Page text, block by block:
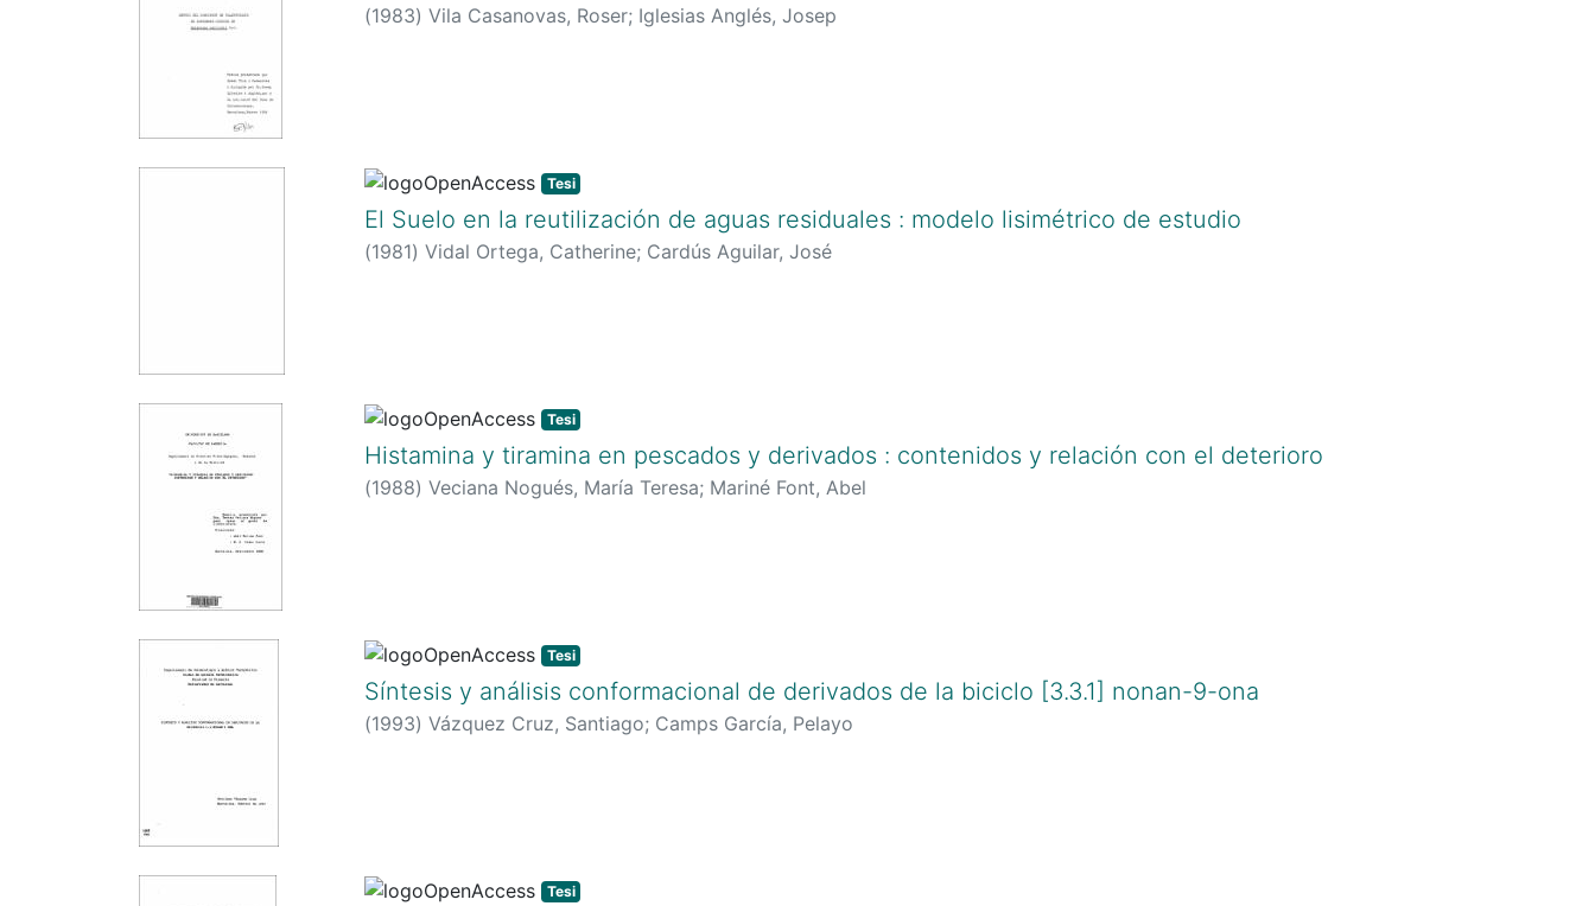
(1983) Vila Casanovas, Roser; Iglesias Anglés, Josep
Tesi
El Suelo en la reutilización de aguas residuales : modelo lisimétrico de estudio
(1981) Vidal Ortega, Catherine; Cardús Aguilar, José
Tesi
Histamina y tiramina en pescados y derivados : contenidos y relación con el deterioro
(1988) Veciana Nogués, María Teresa; Mariné Font, Abel
Tesi
Síntesis y análisis conformacional de derivados de la biciclo [3.3.1] nonan-9-ona
(1993) Vázquez Cruz, Santiago; Camps García, Pelayo
Tesi